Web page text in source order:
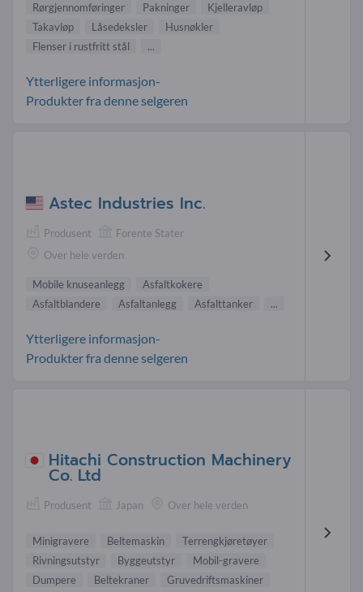
Rørgjennomføringer
Pakninger
Kjelleravløp
Takavløp
Låsedeksler
Husnøkler
Flenser i rustfritt stål
...
Ytterligere informasjon-
Produkter fra denne selgeren
Astec Industries Inc.
Produsent
Forente Stater
Over hele verden
Mobile knuseanlegg
Asfaltkokere
Asfaltblandere
Asfaltanlegg Asfalttanker ...
Ytterligere informasjon-
Produkter fra denne selgeren
Hitachi Construction Machinery
Co. Ltd
Produsent Japan Over hele verden
Minigravere Beltemaskin
Terrengkjøretøyer
Rivningsutstyr
Byggeutstyr
Mobil-gravere
Dumpere
Beltekraner
Gruvedriftsmaskiner